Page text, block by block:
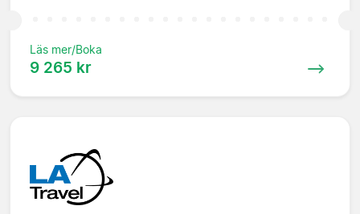
Läs mer/Boka
9 265 kr